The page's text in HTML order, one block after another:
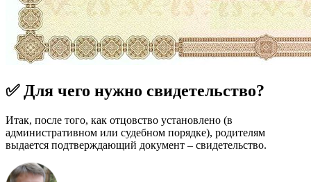
✅ Для чего нужно свидетельство?
Итак, после того, как отцовство установлено (в
административном или судебном порядке), родителям
выдается подтверждающий документ – свидетельство.